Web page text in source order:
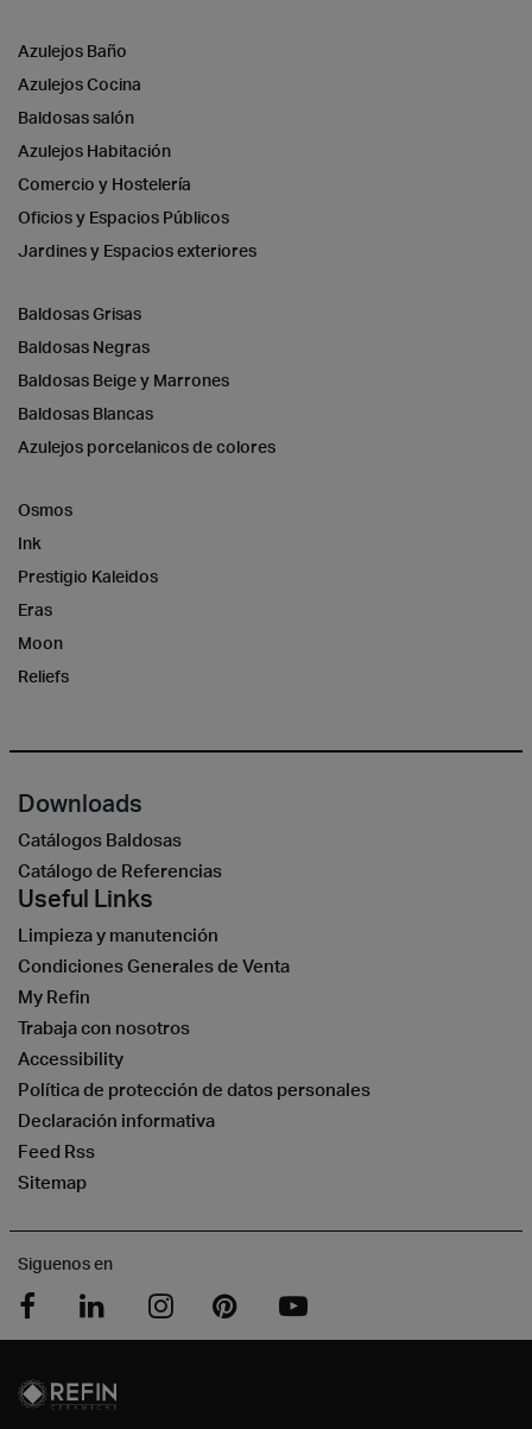
Azulejos Baño
Azulejos Cocina
Baldosas salón
Azulejos Habitación
Comercio y Hostelería
Oficios y Espacios Públicos
Jardines y Espacios exteriores
Baldosas Grisas
Baldosas Negras
Baldosas Beige y Marrones
Baldosas Blancas
Azulejos porcelanicos de colores
Osmos
Ink
Prestigio Kaleidos
Eras
Moon
Reliefs
Downloads
Catálogos Baldosas
Catálogo de Referencias
Useful Links
Limpieza y manutención
Condiciones Generales de Venta
My Refin
Trabaja con nosotros
Accessibility
Política de protección de datos personales
Declaración informativa
Feed Rss
Sitemap
Siguenos en